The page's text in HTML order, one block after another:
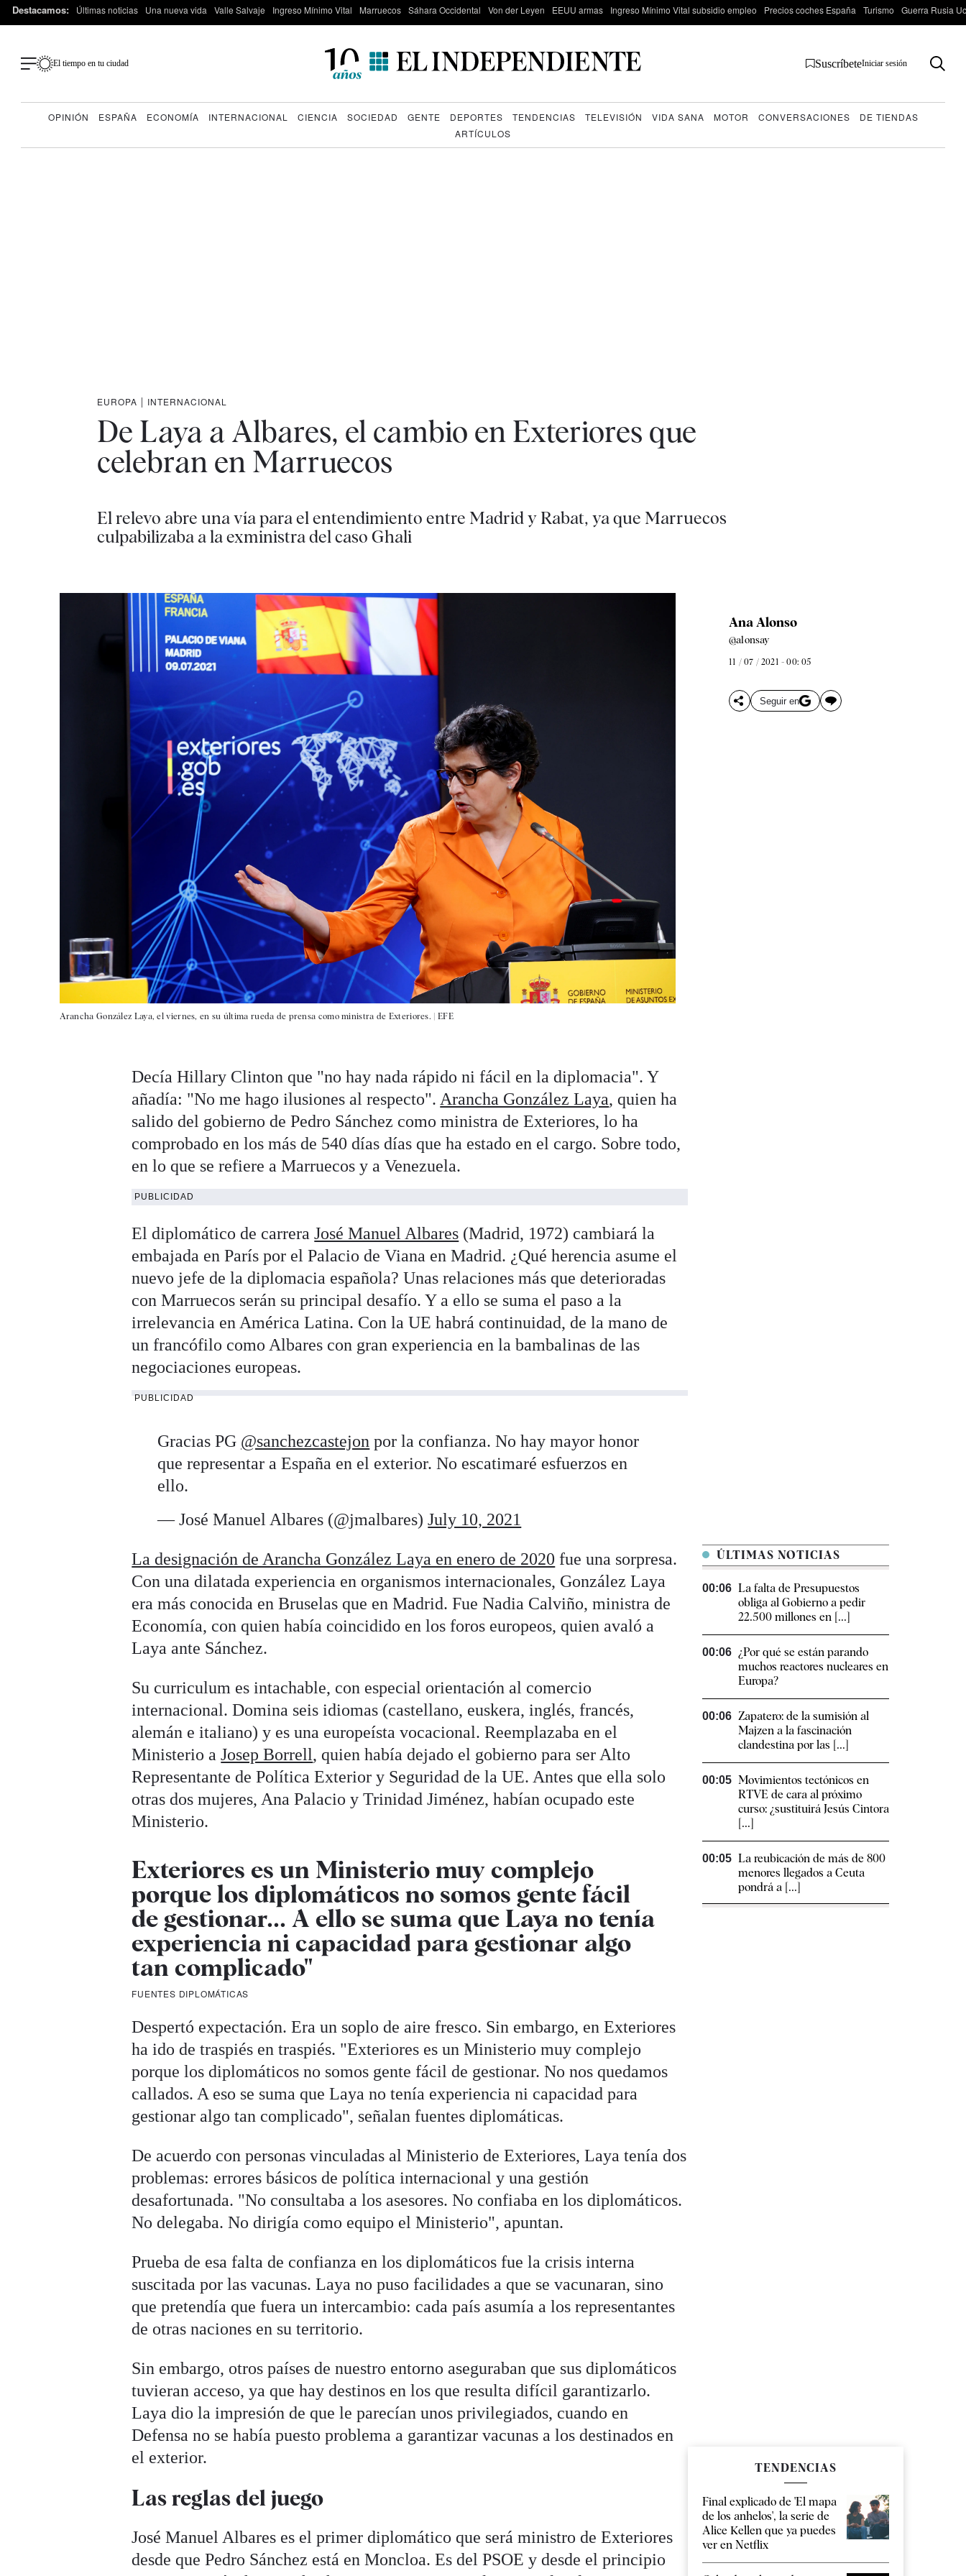
Destacamos: Últimas noticias Una nueva vida Valle Salvaje Ingreso Mínimo Vital Marruecos Sáhara Occidental Von der Leyen EEUU armas Ingreso Mínimo Vital subsidio empleo Precios coches España Turismo Guerra Rusia
El tiempo en tu ciudad SuscríbeteIniciar sesión
OPINIÓN ESPAÑA ECONOMÍA INTERNACIONAL CIENCIA SOCIEDAD GENTE DEPORTES TENDENCIAS TELEVISIÓN VIDA SANA MOTOR CONVERSACIONES
DE TIENDAS
ARTÍCULOS
EUROPA | INTERNACIONAL
De Laya a Albares, el cambio en Exteriores que
celebran en Marruecos
El relevo abre una vía para el entendimiento entre Madrid y Rabat, ya que Marruecos
culpabilizaba a la exministra del caso Ghali
Arancha González Laya, el viernes, en su última rueda de prensa como ministra de Exteriores. | EFE
Ana Alonso
@alonsay
11 / 07 / 2021 - 00: 05
Seguir en
Decía Hillary Clinton que "no hay nada rápido ni fácil en la diplomacia". Y
añadía: "No me hago ilusiones al respecto".Arancha González Laya, quien ha
salido del gobierno de Pedro Sánchez como ministra de Exteriores, lo ha
comprobado en los más de 540 días días que ha estado en el cargo. Sobre todo,
en lo que se refiere a Marruecos y a Venezuela.
PUBLICIDAD
El diplomático de carreraJosé Manuel Albares (Madrid, 1972) cambiará la
embajada en París por el Palacio de Viana en Madrid. ¿Qué herencia asume el
nuevo jefe de la diplomacia española? Unas relaciones más que deterioradas
con Marruecos serán su principal desafío. Y a ello se suma el paso a la
irrelevancia en América Latina. Con la UE habrá continuidad, de la mano de
un francófilo como Albares con gran experiencia en la bambalinas de las
negociaciones europeas.
PUBLICIDAD
Gracias PG @sanchezcastejon por la confianza. No hay mayor honor
que representar a España en el exterior. No escatimaré esfuerzos en
ello.
— José Manuel Albares (@jmalbares)July 10, 2021
La designación de Arancha González Laya en enero de 2020 fue una sorpresa.
Con una dilatada experiencia en organismos internacionales, González Laya
era más conocida en Bruselas que en Madrid. Fue Nadia Calviño, ministra de
Economía, con quien había coincidido en los foros europeos, quien avaló a
Laya ante Sánchez.
Su curriculum es intachable, con especial orientación al comercio
internacional. Domina seis idiomas (castellano, euskera, inglés, francés,
alemán e italiano) y es una europeísta vocacional. Reemplazaba en el
Ministerio aJosep Borrell, quien había dejado el gobierno para ser Alto
Representante de Política Exterior y Seguridad de la UE. Antes que ella solo
otras dos mujeres, Ana Palacio y Trinidad Jiménez, habían ocupado este
Ministerio.
Exteriores es un Ministerio muy complejo
porque los diplomáticos no somos gente fácil
de gestionar... A ello se suma que Laya no tenía
experiencia ni capacidad para gestionar algo
tan complicado"
FUENTES DIPLOMÁTICAS
Despertó expectación. Era un soplo de aire fresco. Sin embargo, en Exteriores
ha ido de traspiés en traspiés. "Exteriores es un Ministerio muy complejo
porque los diplomáticos no somos gente fácil de gestionar. No nos quedamos
callados. A eso se suma que Laya no tenía experiencia ni capacidad para
gestionar algo tan complicado", señalan fuentes diplomáticas.
De acuerdo con personas vinculadas al Ministerio de Exteriores, Laya tenía dos
problemas: errores básicos de política internacional y una gestión
desafortunada. "No consultaba a los asesores. No confiaba en los diplomáticos.
No delegaba. No dirigía como equipo el Ministerio", apuntan.
Prueba de esa falta de confianza en los diplomáticos fue la crisis interna
suscitada por las vacunas. Laya no puso facilidades a que se vacunaran, sino
que pretendía que fuera un intercambio: cada país asumía a los representantes
de otras naciones en su territorio.
Sin embargo, otros países de nuestro entorno aseguraban que sus diplomáticos
tuvieran acceso, ya que hay destinos en los que resulta difícil garantizarlo.
Laya dio la impresión de que le parecían unos privilegiados, cuando en
Defensa no se había puesto problema a garantizar vacunas a los destinados en
el exterior.
Las reglas del juego
José Manuel Albares es el primer diplomático que será ministro de Exteriores
desde que Pedro Sánchez está en Moncloa. Es del PSOE y desde el principio
ÚLTIMAS NOTICIAS
00:06 La falta de Presupuestos
obliga al Gobierno a pedir
22.500 millones en [...]
00:06 ¿Por qué se están parando
muchos reactores nucleares en
Europa?
00:06 Zapatero: de la sumisión al
Majzen a la fascinación
clandestina por las [...]
00:05 Movimientos tectónicos en
RTVE de cara al próximo
curso: ¿sustituirá Jesús Cintora
[...]
00:05 La reubicación de más de 800
menores llegados a Ceuta
pondrá a [...]
TENDENCIAS
Final explicado de 'El mapa
de los anhelos', la serie de
Alice Kellen que ya puedes
ver en Netflix